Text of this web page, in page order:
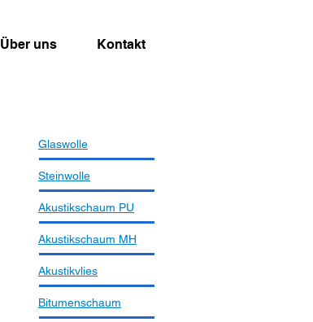
Über uns Kontakt
Glaswolle
Steinwolle
Akustikschaum PU
Akustikschaum MH
Akustikvlies
Bitumenschaum